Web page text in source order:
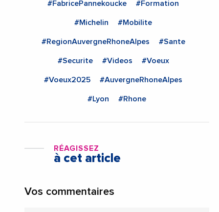
#FabricePannekoucke #Formation
#Michelin #Mobilite
#RegionAuvergneRhoneAlpes #Sante
#Securite #Videos #Voeux
#Voeux2025 #AuvergneRhoneAlpes
#Lyon #Rhone
RÉAGISSEZ
à cet article
Vos commentaires